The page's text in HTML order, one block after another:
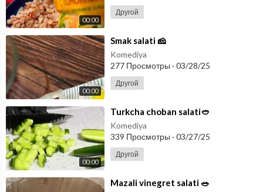
00:00
Другой
00:00
⁣Smak salati 🧀
Komediya
277 Просмотры · 03/28/25
Другой
00:00
⁣Turkcha choban salati🥙
Komediya
339 Просмотры · 03/27/25
Другой
⁣Mazali vinegret salati 🥗